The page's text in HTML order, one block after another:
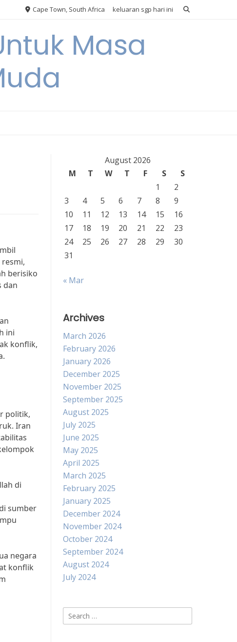
Cape Town, South Africa keluaran sgp hari ini
Masa
berisiko
dan
ini
konflik,
politik,
Iran
di
sumber
negara
konflik
August 2026
M
T W T F S
S
1
2
3
4 5 6 7 8
9
10
11 12 13 14 15
16
17
18 19 20 21 22
23
24
25 26 27 28 29
30
31
« Mar
Archives
March 2026
February 2026
January 2026
December 2025
November 2025
September 2025
August 2025
July 2025
June 2025
May 2025
April 2025
March 2025
February 2025
January 2025
December 2024
November 2024
October 2024
September 2024
August 2024
July 2024
Search
for: